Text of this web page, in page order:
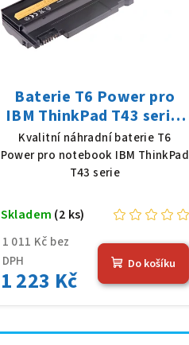
Baterie T6 Power pro
IBM ThinkPad T43 serie,
Li-Ion, 10,8 V, 5200 mAh
(56 Wh), černá
Kvalitní náhradní baterie T6
Power pro notebook IBM ThinkPad
T43 serie
1 011 Kč bez
DPH
1 223 Kč
Skladem (2 ks)
Do košíku